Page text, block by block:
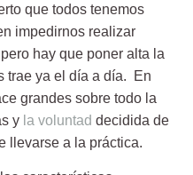
que todos tenemos
impedirnos realizar
hay que poner alta la
trae ya el día a día. En
grandes sobre todo la
y la voluntad decidida de
llevarse a la práctica.